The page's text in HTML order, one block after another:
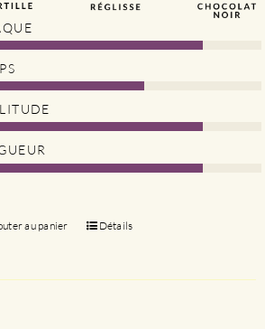
au panier Détails